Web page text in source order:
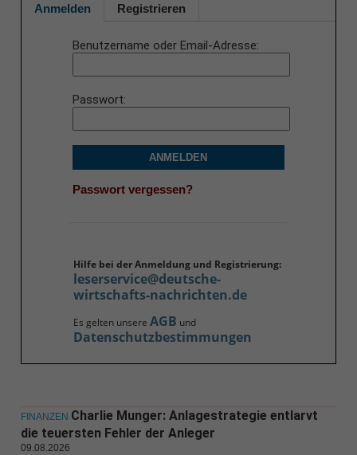
Anmelden Registrieren
Benutzername oder Email-Adresse
Passwort
ANMELDEN
Passwort vergessen?
Hilfe bei der Anmeldung und Registrierung:
leserservice@deutsche-
wirtschafts-nachrichten.de
Es gelten unsere AGB und
Datenschutzbestimmungen
FINANZEN Charlie Munger: Anlagestrategie entlarvt
die teuersten Fehler der Anleger
09.08.2026